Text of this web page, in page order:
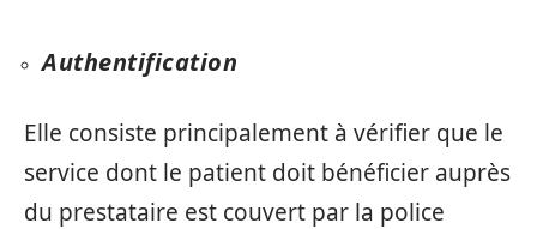
Authentification
Elle consiste principalement à vérifier que le
service dont le patient doit bénéficier auprès
du prestataire est couvert par la police